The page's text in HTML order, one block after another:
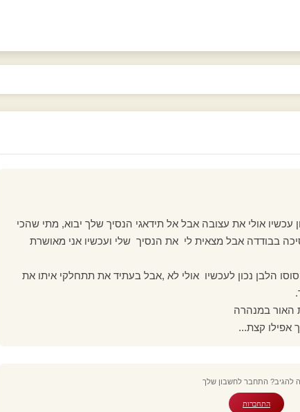
עכשיו אולי את עצובה אבל אל תידאגי הנסיך שלך יבוא, מתי שהכי
בבודדה אבל מצאית לי את הנסיך שלי ועכשיו אני מאושרת
הלבן נכון לעכשיו אולי לא ,אבל בעתיד את תתחלקי איתו את
האור במנהרה
אפילו קצת...
להגיב? התחבר לחשבון שלך
התחברות